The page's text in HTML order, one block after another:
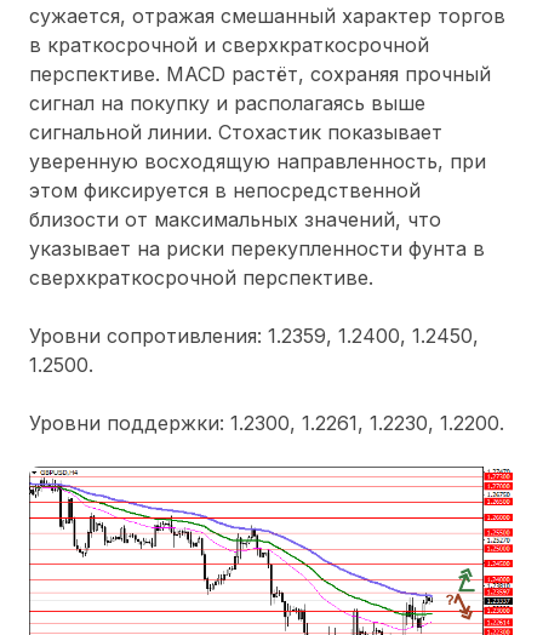
сужается, отражая смешанный характер торгов
в краткосрочной и сверхкраткосрочной
перспективе. MACD растёт, сохраняя прочный
сигнал на покупку и располагаясь выше
сигнальной линии. Стохастик показывает
уверенную восходящую направленность, при
этом фиксируется в непосредственной
близости от максимальных значений, что
указывает на риски перекупленности фунта в
сверхкраткосрочной перспективе.
Уровни сопротивления: 1.2359, 1.2400, 1.2450,
1.2500.
Уровни поддержки: 1.2300, 1.2261, 1.2230, 1.2200.